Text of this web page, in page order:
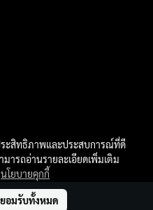
สินค้า
ระสิทธิภาพและประสบการณ์ที่ดี
ารถอ่านรายละเอียดเพิ่มเติม
นโยบายคุกกี้
ยอมรับทั้งหมด